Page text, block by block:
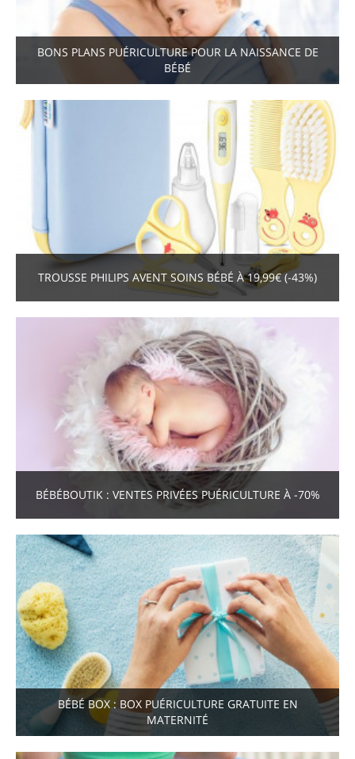
BONS PLANS PUÉRICULTURE POUR LA NAISSANCE DE
BÉBÉ
TROUSSE PHILIPS AVENT SOINS BÉBÉ À 19,99€ (-43%)
BÉBÉBOUTIK : VENTES PRIVÉES PUÉRICULTURE À -70%
BÉBÉ BOX : BOX PUÉRICULTURE GRATUITE EN
MATERNITÉ